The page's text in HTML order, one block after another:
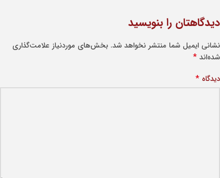
دیدگاهتان را بنویسید
نشانی ایمیل شما منتشر نخواهد شد. بخش‌های موردنیاز علامت‌گذاری
شده‌اند *
دیدگاه *